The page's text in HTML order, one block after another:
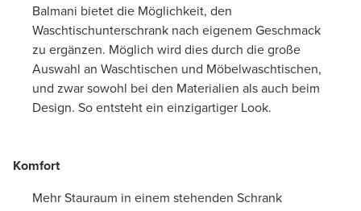
Balmani bietet die Möglichkeit, den
Waschtischunterschrank nach eigenem Geschmack
zu ergänzen. Möglich wird dies durch die große
Auswahl an Waschtischen und Möbelwaschtischen,
und zwar sowohl bei den Materialien als auch beim
Design. So entsteht ein einzigartiger Look.
Komfort
Mehr Stauraum in einem stehenden Schrank